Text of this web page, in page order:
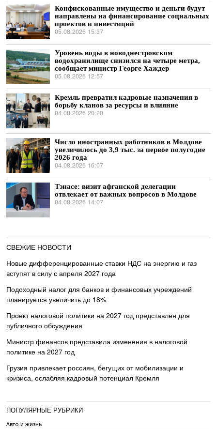
Конфискованные имущество и деньги будут
направлены на финансирование социальных
проектов и инвестиций
05.08.2026 15:37
Уровень воды в новоднестровском
водохранилище снизился на четыре метра,
сообщает министр Георге Хаждер
05.08.2026 12:57
Кремль превратил кадровые назначения в
борьбу кланов за ресурсы и влияние
04.08.2026 20:20
Число иностранных работников в Молдове
увеличилось до 3,9 тыс. за первое полугодие
2026 года
04.08.2026 16:07
Тэнасе: визит афганской делегации
отвлекает от важных вопросов в Молдове
04.08.2026 14:07
СВЕЖИЕ НОВОСТИ
Новые дифференцированные ставки НДС на энергию и газ
вступят в силу с апреля 2027 года
Подоходный налог для банков и финансовых учреждений
планируется увеличить до 18%
Проект налоговой политики на 2027 год представлен для
публичного обсуждения
Министр финансов представила изменения в налоговой
политике на 2027 год
Грузия привлекает россиян, бегущих от мобилизации и
кризиса, ослабляя кадровый потенциал Кремля
ПОПУЛЯРНЫЕ РУБРИКИ
Авто и жизнь